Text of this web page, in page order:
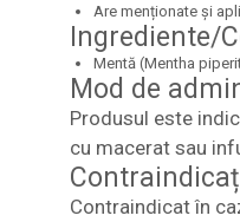
Are menționate și
Ingrediente/
Mentă (Mentha
Mod de
Produsul este
cu macerat sau
Contraindicat în